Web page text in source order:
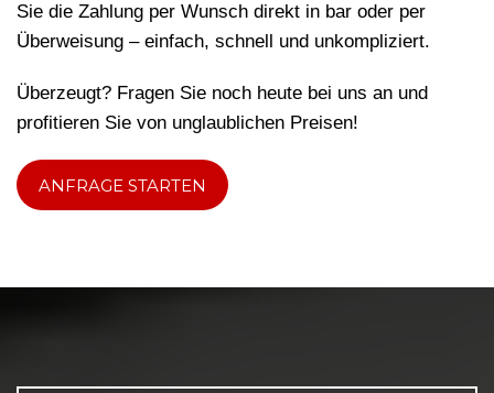
Sie die Zahlung per Wunsch direkt in bar oder per
Überweisung – einfach, schnell und unkompliziert.
Überzeugt? Fragen Sie noch heute bei uns an und
profitieren Sie von unglaublichen Preisen!
ANFRAGE STARTEN